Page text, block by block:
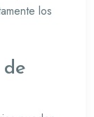
los
de